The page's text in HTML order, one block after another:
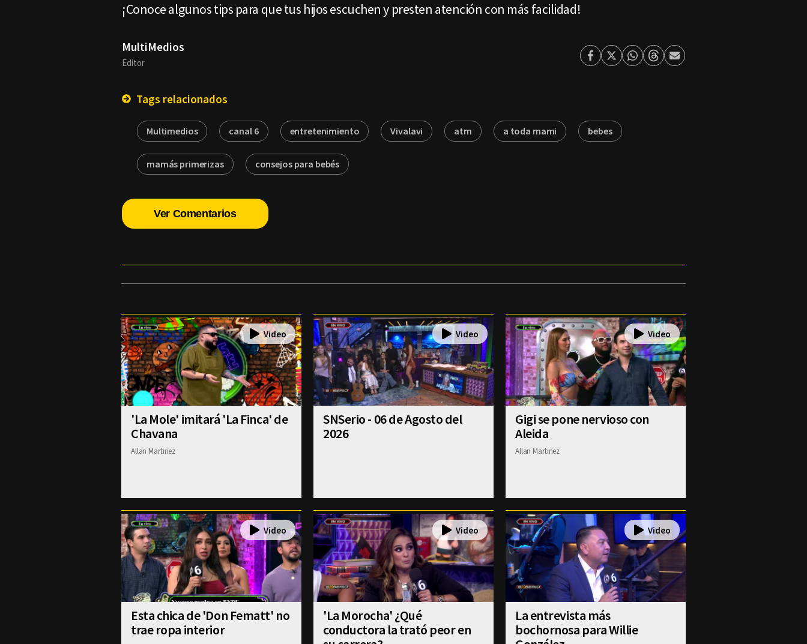
¡Conoce algunos tips para que tus hijos escuchen y presten atención con más facilidad!
MultiMedios
Editor Facebook
TwitterWhatsapp
ThreadsEnviar
Tags relacionados
Multimedios canal 6 entretenimiento Vivalavi atm a toda mami bebes
mamás primerizas consejos para bebés
Ver Comentarios
'La Mole' imitará 'La Finca' de
Chavana
Allan Martinez
SNSerio - 06 de Agosto del
2026
Gigi se pone nervioso con
Aleida
Allan Martinez
Esta chica de 'Don Fematt' no
trae ropa interior
'La Morocha' ¿Qué
conductora la trató peor en
La entrevista más
bochornosa para Willie